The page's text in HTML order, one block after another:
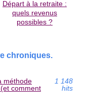
Départ à la retraite :
quels revenus
possibles ?
chroniques.
méthode
comment
1 148
hits